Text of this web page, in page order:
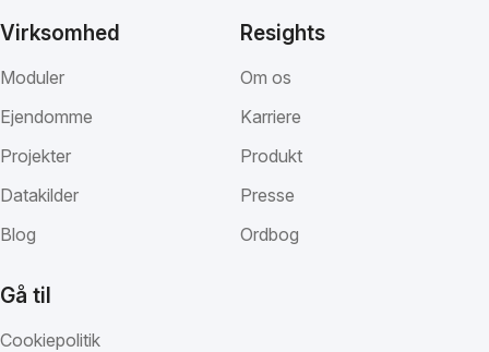
Virksomhed
Moduler
Ejendomme
Projekter
Datakilder
Blog
Resights
Om os
Karriere
Produkt
Presse
Ordbog
Gå til
Cookiepolitik